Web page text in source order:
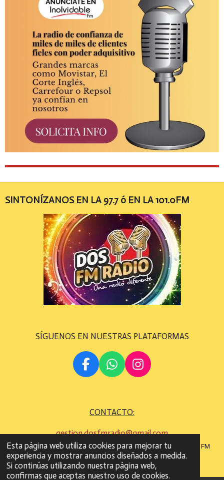
Esta página web utiliza cookies para mejorar tu
experiencia y mostrar anuncios diseñados a medida.
Si continúas utilizando nuestra página web,
confirmas que aceptas nuestro uso de cookies.
SINTONÍZANOS EN LA 97.7 ó EN LA 101.0FM
SÍGUENOS EN NUESTRAS PLATAFORMAS
F
A
B
O
O
K
W
H
S
A
P
P
I
N
G
R
A
M
CONTACTO:
gestion.dosfmradio@gmail.com
©Todos los derechos son reservados
2022 - 2023 DOS FM
RADIO